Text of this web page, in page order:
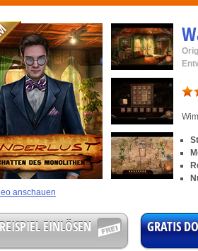
anschauen
EINLÖSEN GRATIS